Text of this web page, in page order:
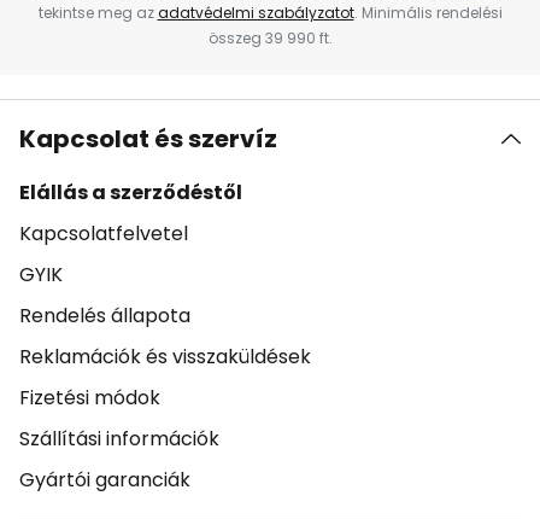
tekintse meg azadatvédelmi szabályzatot. Minimális rendelési
összeg 39 990 ft.
Kapcsolat és szervíz
Elállás a szerződéstől
Kapcsolatfelvetel
GYIK
Rendelés állapota
Reklamációk és visszaküldések
Fizetési módok
Szállítási információk
Gyártói garanciák